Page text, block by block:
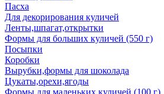
Пасха
Для декорирования куличей
Ленты,шпагат,открытки
Формы для больших куличей (550 г)
Посыпки
Коробки
Вырубки,формы для шоколада
Цукаты,орехи,ягоды
Формы для маленьких куличей (100 г)